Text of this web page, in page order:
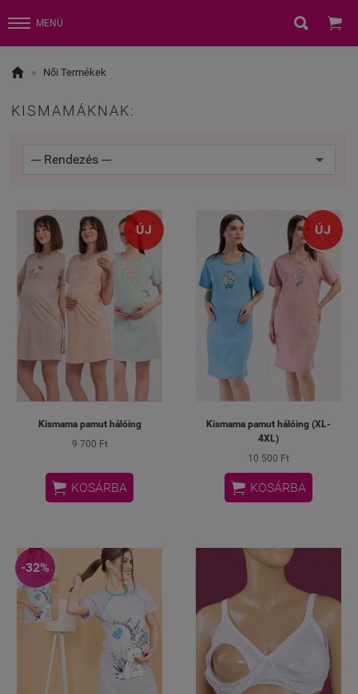
MENÜ  
 » Női Termékek
KISMAMÁKNAK:
ÚJ
Kismama pamut hálóing
9 700 Ft
 KOSÁRBA
ÚJ
Kismama pamut hálóing (XL-
4XL)
10 500 Ft
 KOSÁRBA
-32%